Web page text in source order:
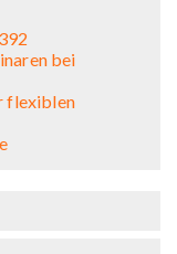
bei
flexiblen